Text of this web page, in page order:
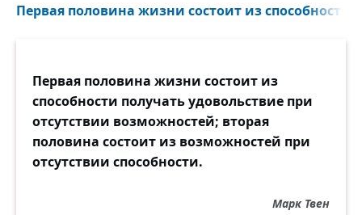
Первая половина жизни состоит из способности
Первая половина жизни состоит из
способности получать удовольствие при
отсутствии возможностей; вторая
половина состоит из возможностей при
отсутствии способности.
Марк Твен